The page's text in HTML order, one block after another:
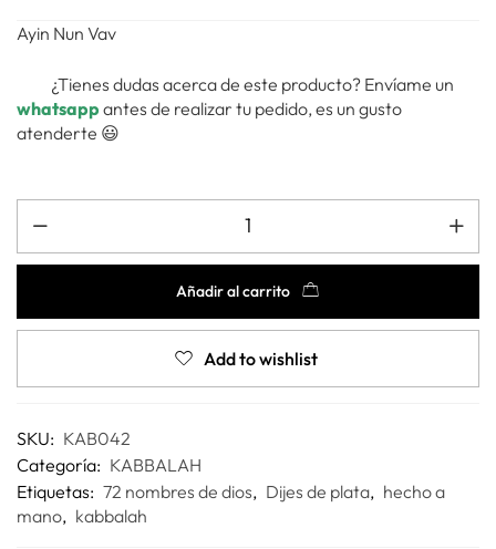
Ayin Nun Vav
¿Tienes dudas acerca de este producto? Envíame un
whatsapp antes de realizar tu pedido, es un gusto
atenderte 😃
Añadir al carrito
Add to wishlist
SKU: KAB042
Categoría: KABBALAH
Etiquetas: 72 nombres de dios, Dijes de plata, hecho a
mano, kabbalah